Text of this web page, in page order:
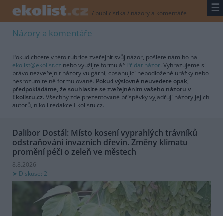
/ publicistika / názory a komentáře ☰
Názory a komentáře
Pokud chcete v této rubrice zveřejnit svůj názor, pošlete nám ho na
ekolist@ekolist.cz nebo využijte formulář Přidat názor. Vyhrazujeme si
právo nezveřejnit názory vulgární, obsahující nepodložené urážky nebo
nesrozumitelně formulované. Pokud výslovně neuvedete opak,
předpokládáme, že souhlasíte se zveřejněním vašeho názoru v
Ekolistu.cz. Všechny zde prezentované příspěvky vyjadřují názory jejich
autorů, nikoli redakce Ekolistu.cz.
Dalibor Dostál: Místo kosení vyprahlých trávníků
odstraňování invazních dřevin. Změny klimatu
promění péči o zeleň ve městech
8.8.2026
Diskuse: 2